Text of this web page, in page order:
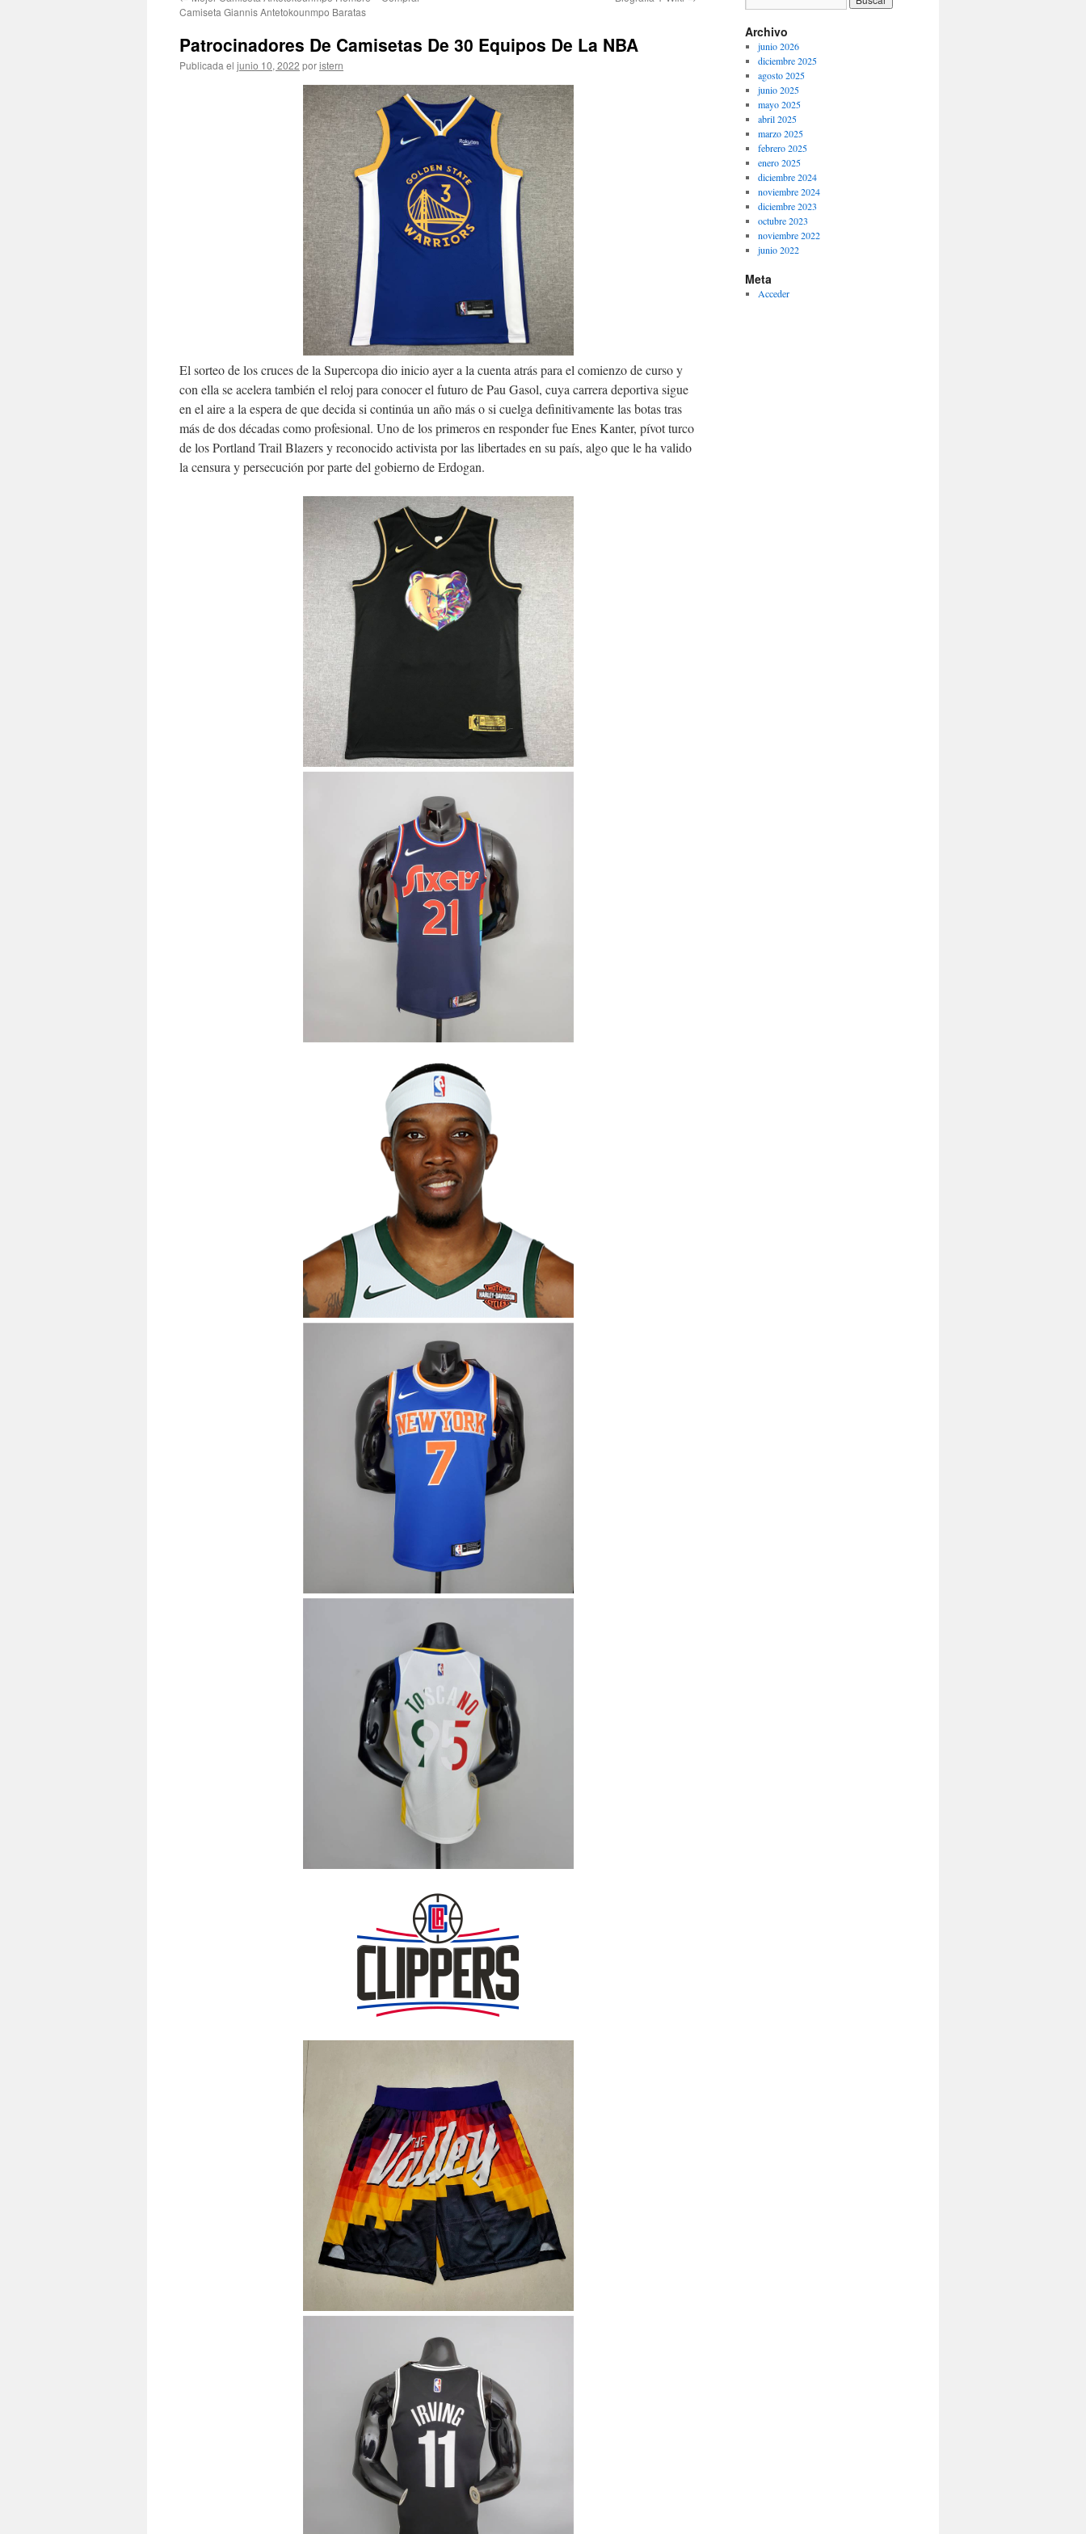
contenido
Camiseta Giannis Antetokounmpo Baratas
Patrocinadores De Camisetas De 30 Equipos De La NBA
Publicada el junio 10, 2022 poristern
El sorteo de los cruces de la Supercopa dio inicio ayer a la cuenta atrás para el comienzo de curso y
con ella se acelera también el reloj para conocer el futuro de Pau Gasol, cuya carrera deportiva sigue
en el aire a la espera de que decida si continúa un año más o si cuelga definitivamente las botas tras
más de dos décadas como profesional. Uno de los primeros en responder fue Enes Kanter, pívot turco
de los Portland Trail Blazers y reconocido activista por las libertades en su país, algo que le ha valido
la censura y persecución por parte del gobierno de Erdogan.
Archivo
junio 2026
diciembre 2025
agosto 2025
junio 2025
mayo 2025
abril 2025
marzo 2025
febrero 2025
enero 2025
diciembre 2024
noviembre 2024
diciembre 2023
octubre 2023
noviembre 2022
junio 2022
Meta
Acceder